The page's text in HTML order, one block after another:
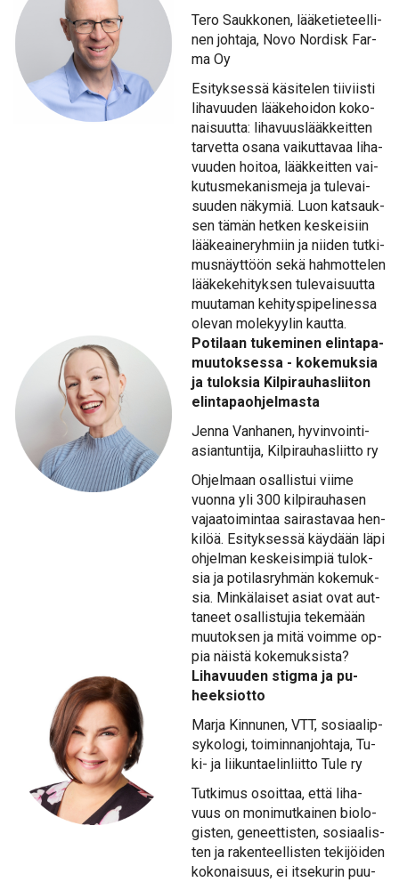
Te­ro Sauk­ko­nen, lää­ke­tie­teel­li­
nen joh­ta­ja, No­vo Nor­disk Far­
ma Oy
Esi­tyk­ses­sä kä­si­te­len tii­viis­ti
li­ha­vuu­den lää­ke­hoi­don ko­ko­
nai­suut­ta: li­ha­vuus­lääk­keit­ten
tar­vet­ta osa­na vai­kut­ta­vaa li­ha­
vuu­den hoi­toa, lääk­keit­ten vai­
ku­tus­me­ka­nis­me­ja ja tu­le­vai­
suu­den nä­ky­miä. Luon kat­sauk­
sen tä­män het­ken kes­kei­siin
lää­ke­ai­ne­ryh­miin ja nii­den tut­ki­
mus­näyt­töön se­kä hah­mot­te­len
lää­ke­ke­hi­tyk­sen tu­le­vai­suut­ta
muu­ta­man ke­hi­tys­pi­pe­li­nes­sa
ole­van mo­le­kyy­lin kaut­ta.
Po­ti­laan tu­ke­mi­nen elin­ta­pa­
muu­tok­ses­sa - ko­ke­muk­sia
ja tu­lok­sia Kil­pi­rau­has­lii­ton
elin­ta­paoh­jel­mas­ta
Jen­na Van­ha­nen, hy­vin­voin­ti­
asian­tun­ti­ja, Kil­pi­rau­has­liit­to ry
Oh­jel­maan osal­lis­tui vii­me
vuon­na yli 300 kil­pi­rau­ha­sen
va­jaa­toi­min­taa sai­ras­ta­vaa hen­
ki­löä. Esi­tyk­ses­sä käy­dään lä­pi
oh­jel­man kes­kei­sim­piä tu­lok­
sia ja po­ti­las­ryh­män ko­ke­muk­
sia. Min­kä­lai­set asiat ovat aut­
ta­neet osal­lis­tu­jia te­ke­mään
muu­tok­sen ja mi­tä voim­me op­
pia näis­tä ko­ke­muk­sis­ta?
Li­ha­vuu­den stig­ma ja pu­
heek­siot­to
Mar­ja Kin­nu­nen, VTT, so­si­aa­lip­
sy­ko­lo­gi, toi­min­nan­joh­ta­ja, Tu­
ki- ja lii­kun­tae­lin­liit­to Tu­le ry
Tut­ki­mus osoit­taa, et­tä li­ha­
vuus on mo­ni­mut­kai­nen bio­lo­
gis­ten, ge­neet­tis­ten, so­si­aa­lis­
ten ja ra­ken­teel­lis­ten te­ki­jöi­den
ko­ko­nai­suus, ei it­se­ku­rin puu­